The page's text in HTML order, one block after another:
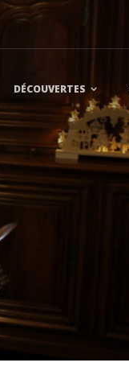
DÉCOUVERTES